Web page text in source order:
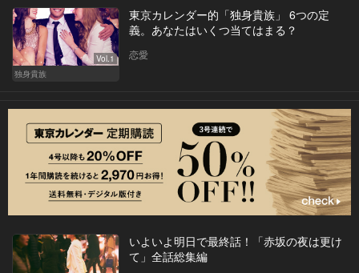
Vol.1
独身貴族
東京カレンダー的「独身貴族」 6つの定
義。あなたはいくつ当てはまる？
恋愛
いよいよ明日で最終話！「赤坂の夜は更け
て」全話総集編